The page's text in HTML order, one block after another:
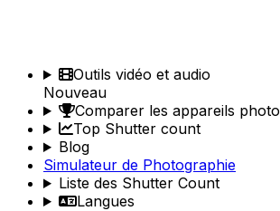
Outils vidéo et audio
Nouveau
Comparer les appareils photo
Top Shutter count
Blog
Simulateur de Photographie
Liste des Shutter Count
Langues